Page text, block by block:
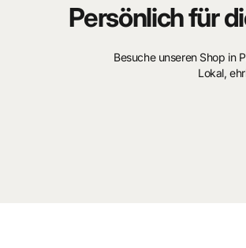
Persönlich für
Besuche unseren Shop in
Lokal,